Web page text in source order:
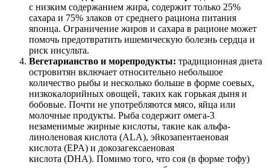
с низким содержанием жира, содержит только 25%
сахара и 75% злаков от среднего рациона питания
японца. Ограничение жиров и сахара в рационе может
помочь предотвратить ишемическую болезнь сердца и
риск инсульта.
Вегетарианство и морепродукты: традиционная диета
островитян включает относительно небольшое
количество рыбы и несколько больше в форме соевых,
низкокалорийных овощей, таких как горькая дыня и
бобовые. Почти не употребляются мясо, яйца или
молочные продукты. Рыба содержит омега-3
незаменимые жирные кислоты, такие как альфа-
линоленовая кислота (ALA), эйкозапентаеновая
кислота (EPA) и докозагексаеновая
кислота (DHA). Помимо того, что соя (в форме тофу)